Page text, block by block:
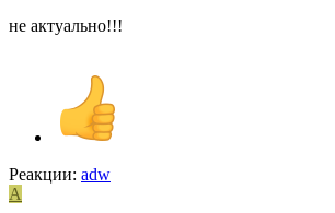
не актуально!!!
Реакции: adw
A